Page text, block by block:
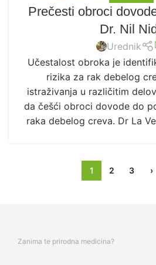
Prečesti obroci
Dr. Nil
Urednik
Učestalost obroka je
rizika za rak debelog
istraživanja u različitim
da češći obroci dovode do
raka debelog creva. Dr La
1 2 3 ›
Zanima te prirodna medicina?